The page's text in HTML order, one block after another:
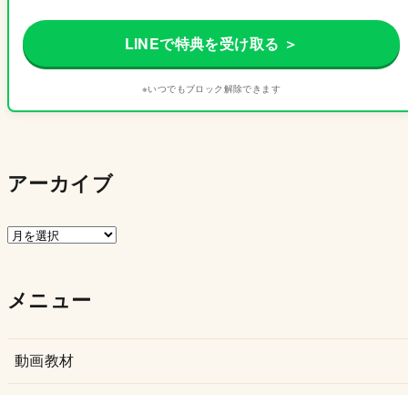
LINEで特典を受け取る ＞
※いつでもブロック解除できます
アーカイブ
ア
イ
メニュー
動画教材